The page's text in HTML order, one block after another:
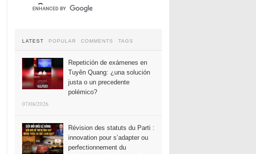
LATEST POPULAR COMMENTS TAGS
Repetición de exámenes en
Tuyên Quang: ¿una solución
justa o un precedente
polémico?
07/08/2026
Révision des statuts du Parti :
innovation pour s’adapter ou
perfectionnement du